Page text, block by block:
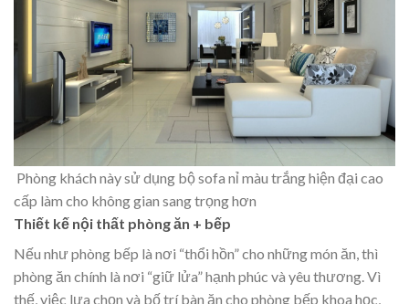
Phòng khách này sử dụng bộ sofa nỉ màu trắng hiện đại cao
cấp làm cho không gian sang trọng hơn
Thiết kế nội thất phòng ăn + bếp
Nếu như phòng bếp là nơi “thổi hồn” cho những món ăn, thì
phòng ăn chính là nơi “giữ lửa” hạnh phúc và yêu thương. Vì
thế, việc lựa chọn và bố trí bàn ăn cho phòng bếp khoa học,